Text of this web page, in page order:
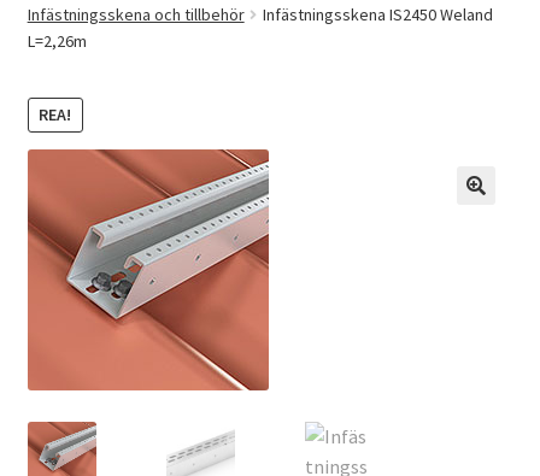
Infästningsskena och tillbehör
Infästningsskena IS2450 Weland
L=2,26m
REA!